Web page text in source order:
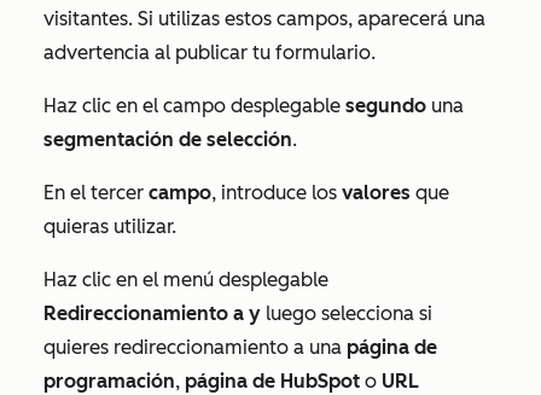
visitantes. Si utilizas estos campos, aparecerá una
advertencia al publicar tu formulario.
Haz clic en el campo desplegable segundo una
segmentación de selección.
En el tercer campo, introduce los valores que
quieras utilizar.
Haz clic en el menú desplegable
Redireccionamiento a y luego selecciona si
quieres redireccionamiento a una página de
programación, página de HubSpot o URL